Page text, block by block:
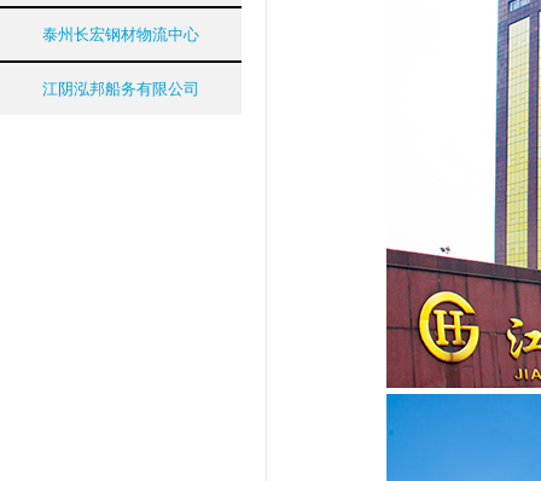
泰州长宏钢材物流中心
江阴泓邦船务有限公司